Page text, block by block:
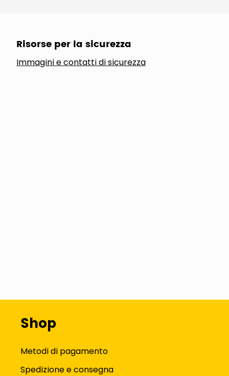
Risorse per la sicurezza
Immagini e contatti di sicurezza
Shop
Metodi di pagamento
Spedizione e consegna